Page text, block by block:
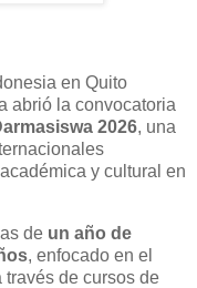
en Quito
abrió la convocatoria
2026, una
y cultural en
de un año de
, enfocado en el
de cursos de